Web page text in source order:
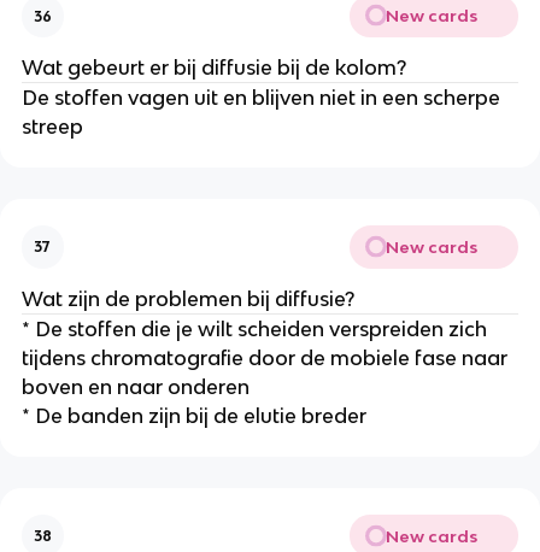
36 New cards
Wat gebeurt er bij diffusie bij de kolom?
De stoffen vagen uit en blijven niet in een scherpe
streep
37 New cards
Wat zijn de problemen bij diffusie?
* De stoffen die je wilt scheiden verspreiden zich
tijdens chromatografie door de mobiele fase naar
boven en naar onderen
* De banden zijn bij de elutie breder
38 New cards